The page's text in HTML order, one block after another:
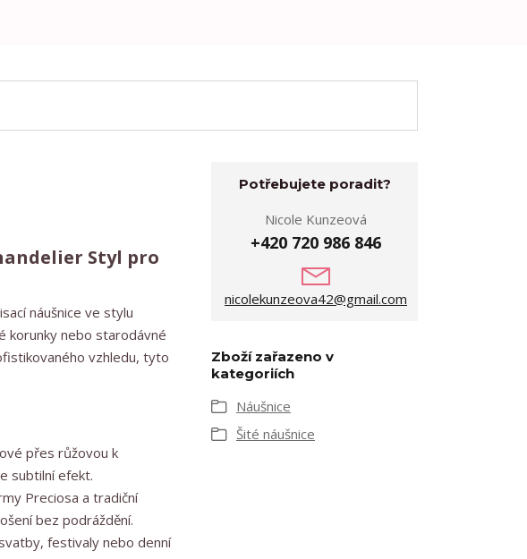
Styl pro
náušnice ve stylu
korunky nebo starodávné
vzhledu, tyto
přes růžovou k
subtilní efekt.
Preciosa a tradiční
bez podráždění.
festivaly nebo denní
Potřebujete poradit?
Nicole Kunzeová
+420 720 986 846
nicolekunzeova42@gmail.com
Zboží zařazeno v
kategoriích
Náušnice
Šité náušnice